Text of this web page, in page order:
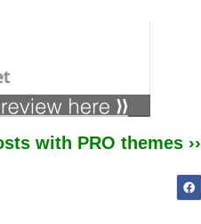
with PRO themes ››